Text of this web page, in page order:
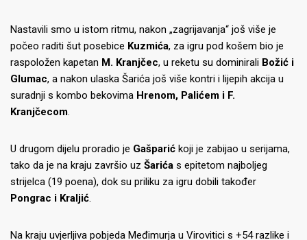
Nastavili smo u istom ritmu, nakon „zagrijavanja“ još više je
počeo raditi šut posebice Kuzmića, za igru pod košem bio je
raspoložen kapetan M. Kranjčec, u reketu su dominirali Božić i
Glumac, a nakon ulaska Šarića još više kontri i lijepih akcija u
suradnji s kombo bekovima Hrenom, Palićem i F.
Kranjčecom.
U drugom dijelu proradio je Gašparić koji je zabijao u serijama,
tako da je na kraju završio uz Šarića s epitetom najboljeg
strijelca (19 poena), dok su priliku za igru dobili također
Pongrac i Kraljić.
Na kraju uvjerljiva pobjeda Međimurja u Virovitici s +54 razlike i